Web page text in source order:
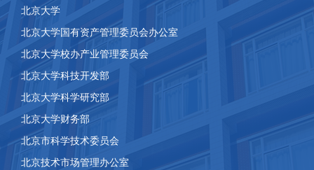
北京大学
北京大学国有资产管理委员会办公室
北京大学校办产业管理委员会
北京大学科技开发部
北京大学科学研究部
北京大学财务部
北京市科学技术委员会
北京技术市场管理办公室